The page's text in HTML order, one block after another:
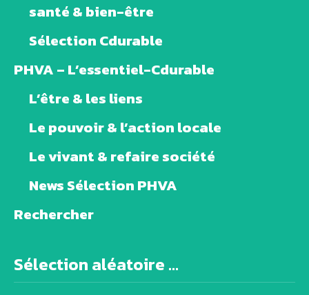
santé & bien-être
Sélection Cdurable
PHVA – L’essentiel-Cdurable
L’être & les liens
Le pouvoir & l’action locale
Le vivant & refaire société
News Sélection PHVA
Rechercher
Sélection aléatoire ...